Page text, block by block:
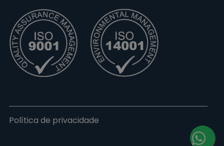
Política de privacidade